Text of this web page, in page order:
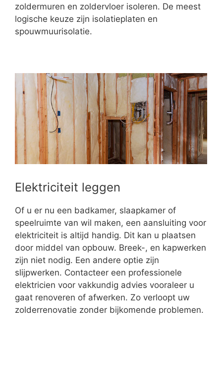
zoldermuren en zoldervloer isoleren. De meest
logische keuze zijn isolatieplaten en
spouwmuurisolatie.
Elektriciteit leggen
Of u er nu een badkamer, slaapkamer of
speelruimte van wil maken, een aansluiting voor
elektriciteit is altijd handig. Dit kan u plaatsen
door middel van opbouw. Breek-, en kapwerken
zijn niet nodig. Een andere optie zijn
slijpwerken. Contacteer een professionele
elektricien voor vakkundig advies vooraleer u
gaat renoveren of afwerken. Zo verloopt uw
zolderrenovatie zonder bijkomende problemen.